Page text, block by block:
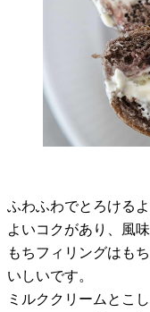
ふわふわでとろける
よいコクがあり、風
もちフィリングはも
いしいです。
ミルククリームとこ